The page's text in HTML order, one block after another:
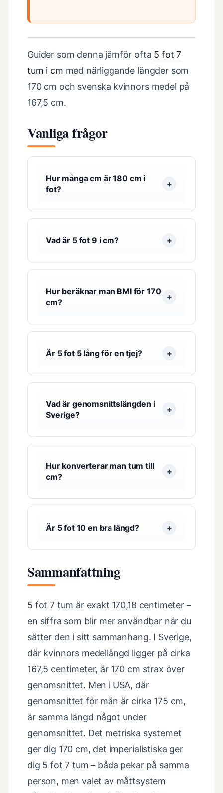
Guider som denna jämför ofta 5 fot 7
tum i cm med närliggande längder som
170 cm och svenska kvinnors medel på
167,5 cm.
Vanliga frågor
Hur många cm är 180 cm i
fot?
Vad är 5 fot 9 i cm?
Hur beräknar man BMI för 170
cm?
Är 5 fot 5 lång för en tjej?
Vad är genomsnittslängden i
Sverige?
Hur konverterar man tum till
cm?
Är 5 fot 10 en bra längd?
Sammanfattning
5 fot 7 tum är exakt 170,18 centimeter –
en siffra som blir mer användbar när du
sätter den i sitt sammanhang. I Sverige,
där kvinnors medellängd ligger på cirka
167,5 centimeter, är 170 cm strax över
genomsnittet. Men i USA, där
genomsnittet för män är cirka 175 cm,
är samma längd något under
genomsnittet. Det metriska systemet
ger dig 170 cm, det imperialistiska ger
dig 5 fot 7 tum – båda pekar på samma
person, men valet av måttsystem